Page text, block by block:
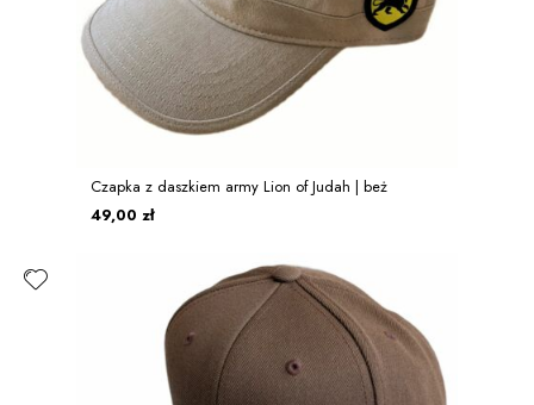
Czapka z daszkiem army Lion of Judah | beż
49,00 zł